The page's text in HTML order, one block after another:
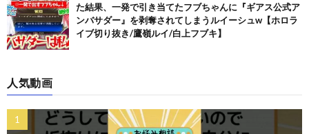
た結果、一発で引き当てたフブちゃんに『ギアス公式ア
ンバサダー』を剥奪されてしまうルイーシュw【ホロラ
イブ切り抜き/鷹嶺ルイ/白上フブキ】
人気動画